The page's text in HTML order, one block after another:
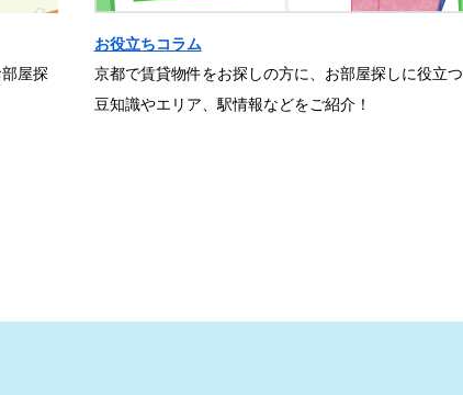
屋探
お役立ちコラム
京都で賃貸物件をお探しの方に、お部屋探しに役立つ
豆知識やエリア、駅情報などをご紹介！